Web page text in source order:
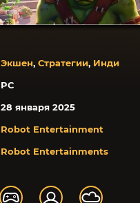
Экшен, Стратегии, Инди
PC
28 января 2025
Robot Entertainment
Robot Entertainments